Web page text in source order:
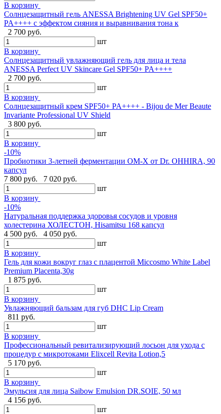
В корзину
Солнцезащитный гель ANESSA Brightening UV Gel SPF50+
PA++++ с эффектом сияния и выравнивания тона к
2 700 руб.
шт
В корзину
Солнцезащитный увлажняющий гель для лица и тела
ANESSA Perfect UV Skincare Gel SPF50+ PA++++
2 700 руб.
шт
В корзину
Cолнцезащитный крем SPF50+ PA++++ - Bijou de Mer Beaute
Invariante Professional UV Shield
3 800 руб.
шт
В корзину
-10%
Пробиотики 3-летней ферментации OM-X от Dr. OHHIRA, 90
капсул
7 800 руб.
7 020 руб.
шт
В корзину
-10%
Натуральная поддержка здоровья сосудов и уровня
холестерина ХОЛЕСТОН, Hisamitsu 168 капсул
4 500 руб.
4 050 руб.
шт
В корзину
Гель для кожи вокруг глаз с плацентой Miccosmo White Label
Premium Placenta,30g
1 875 руб.
шт
В корзину
Увлажняющий бальзам для губ DHC Lip Cream
811 руб.
шт
В корзину
Профессиональный ревитализирующий лосьон для ухода с
процедур с микротоками Elixcell Revita Lotion,5
5 170 руб.
шт
В корзину
Эмульсия для лица Saibow Emulsion DR.SOIE, 50 мл
4 156 руб.
шт